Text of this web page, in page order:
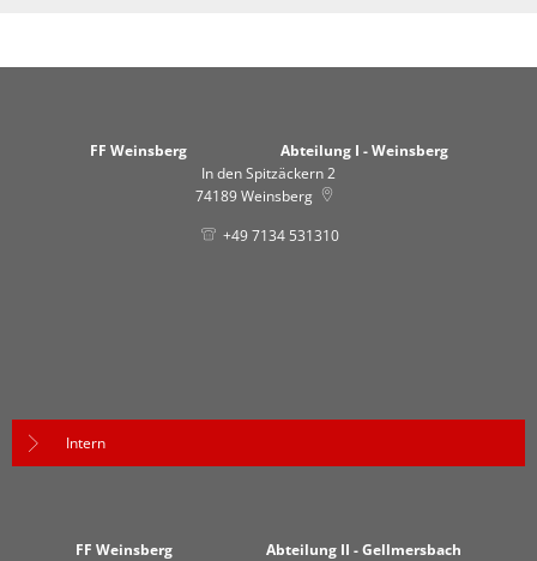
FF Weinsberg Abteilung I - Weinsberg
In den Spitzäckern 2
74189Weinsberg
+49 7134 531310
Intern
FF Weinsberg Abteilung II - Gellmersbach